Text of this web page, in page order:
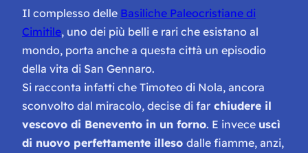
Il complesso delle Basiliche Paleocristiane di
Cimitile, uno dei più belli e rari che esistano al
mondo, porta anche a questa città un episodio
della vita di San Gennaro.
Si racconta infatti che Timoteo di Nola, ancora
sconvolto dal miracolo, decise di far chiudere il
vescovo di Benevento in un forno. E invece uscì
di nuovo perfettamente illeso dalle fiamme, anzi,